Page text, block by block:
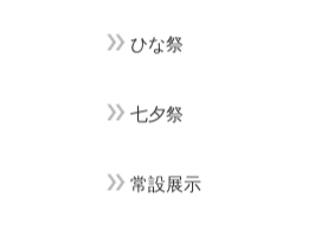
ひな祭
七夕祭
常設展示